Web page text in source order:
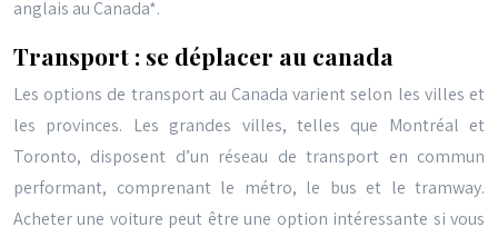
anglais au Canada*.
Transport : se déplacer au canada
Les options de transport au Canada varient selon les villes et
les provinces. Les grandes villes, telles que Montréal et
Toronto, disposent d’un réseau de transport en commun
performant, comprenant le métro, le bus et le tramway.
Acheter une voiture peut être une option intéressante si vous